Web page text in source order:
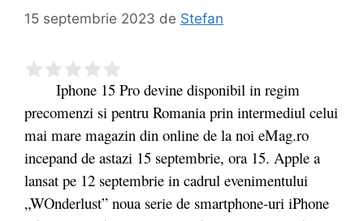
15 septembrie 2023 de Stefan
Iphone 15 Pro devine disponibil in regim
precomenzi si pentru Romania prin intermediul celui
mai mare magazin din online de la noi eMag.ro
incepand de astazi 15 septembrie, ora 15. Apple a
lansat pe 12 septembrie in cadrul evenimentului
„WOnderlust” noua serie de smartphone-uri iPhone